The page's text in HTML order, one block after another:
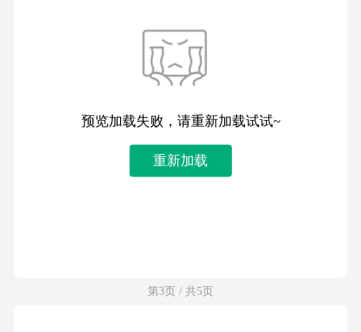
预览加载失败，请重新加载试试~
重新加载
第3页 / 共5页